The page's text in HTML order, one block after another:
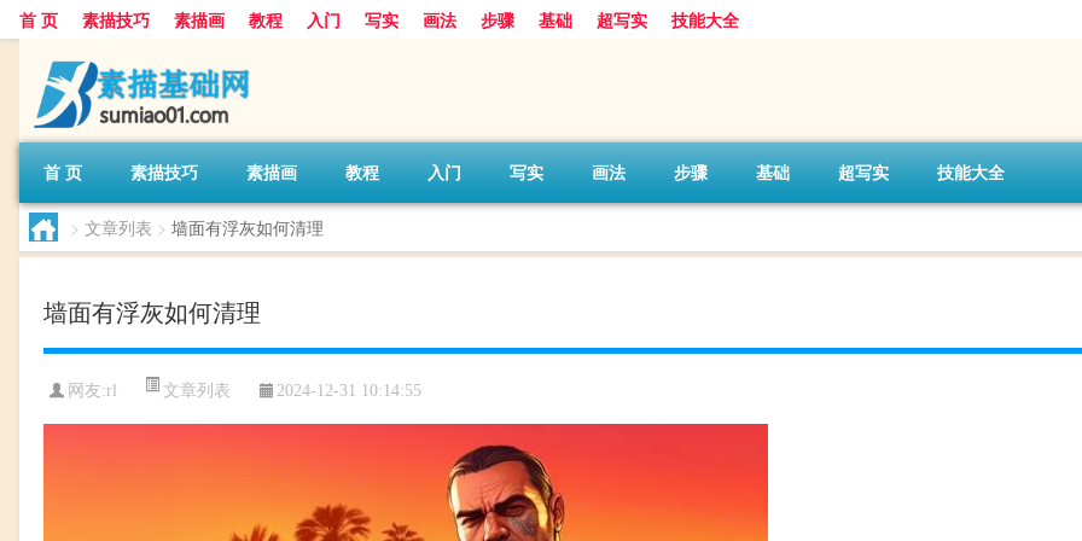
首 页 素描技巧 素描画 教程 入门 写实 画法 步骤 基础 超写实 技能大全
首 页 素描技巧 素描画 教程 入门 写实 画法 步骤 基础 超写实 技能大全
> 文章列表 > 墙面有浮灰如何清理
墙面有浮灰如何清理
网友:rl 文章列表 2024-12-31 10:14:55